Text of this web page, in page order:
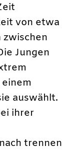
von etwa
zwischen
Jungen
auswählt.
ihrer
trennen